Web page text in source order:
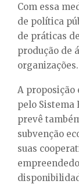
U
Com essa
de política
de práticas
produção de
organizações.
A proposição
pelo Sistema
prevê
subvenção
suas